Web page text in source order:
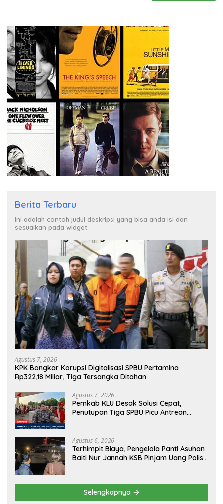
Berita Terbaru
Ini adalah contoh judul deskripsi yang bisa anda isi dan
sesuaikan pada widget
Agustus 7, 2026
KPK Bongkar Korupsi Digitalisasi SPBU Pertamina
Rp322,18 Miliar, Tiga Tersangka Ditahan
Agustus 7, 2026
Pemkab KLU Desak Solusi Cepat,
Penutupan Tiga SPBU Picu Antrean
Agustus 6, 2026
Terhimpit Biaya, Pengelola Panti Asuhan
Baiti Nur Jannah KSB Pinjam Uang Polisi
Selengkapnya